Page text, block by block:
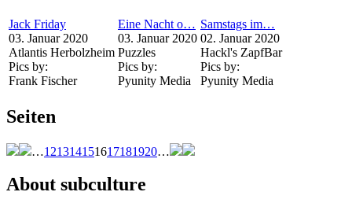
Jack Friday
03. Januar 2020
Atlantis Herbolzheim
Pics by:
Frank Fischer
Eine Nacht o…
03. Januar 2020
Puzzles
Pics by:
Pyunity Media
Samstags im…
02. Januar 2020
Hackl's ZapfBar
Pics by:
Pyunity Media
Seiten
…121314151617181920…
About subculture